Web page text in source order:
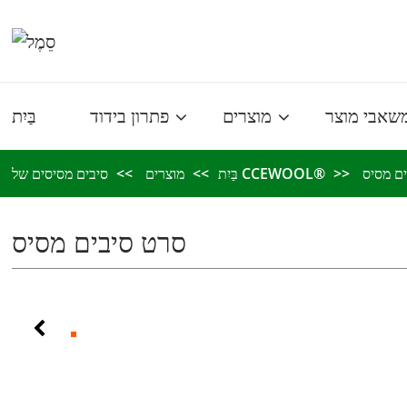
בַּיִת פתרון בידוד מוצרים מוצר
בַּיִת מוצרים סיבים מסיסים של CCEWOOL® מסיס
סרט סיבים מסיס